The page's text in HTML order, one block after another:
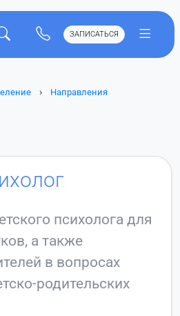
ЗАПИСАТЬСЯ
Направления
психолога для
а также
в вопросах